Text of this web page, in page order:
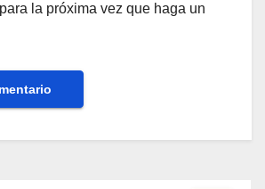
la próxima vez que haga un